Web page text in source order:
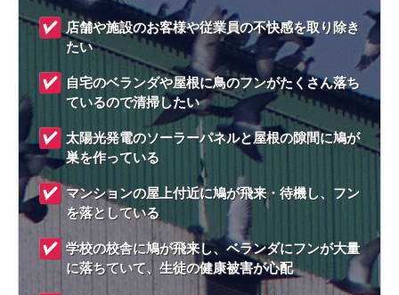
店舗や施設のお客様や従業員の不快感を取り除き
たい
自宅のベランダや屋根に鳥のフンがたくさん落ち
ているので清掃したい
太陽光発電のソーラーパネルと屋根の隙間に鳩が
巣を作っている
マンションの屋上付近に鳩が飛来・待機し、フン
を落としている
学校の校舎に鳩が飛来し、ベランダにフンが大量
に落ちていて、生徒の健康被害が心配